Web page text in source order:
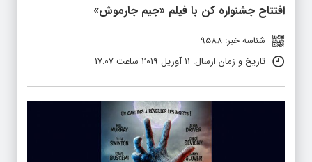
افتتاح جشنواره کن با فیلم «جیم جارموش»
شناسه خبر: 9588
تاریخ و زمان ارسال: 11 آوریل 2019 ساعت 17:07